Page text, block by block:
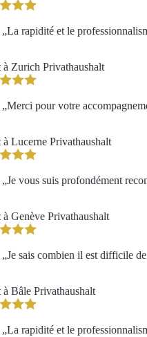
rapidité et le
Zurich Privathaushalt
pour votre
Lucerne Privathaushalt
vous suis profondément
Genève Privathaushalt
sais combien il est difficile de
Bâle Privathaushalt
rapidité et le